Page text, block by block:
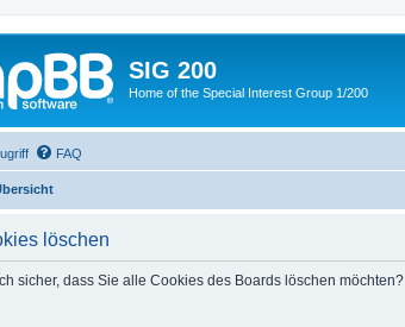
SIG 200
Home of the Special Interest Group 1/200
FAQ
löschen
sicher, dass Sie alle Cookies des Boards löschen möchten?